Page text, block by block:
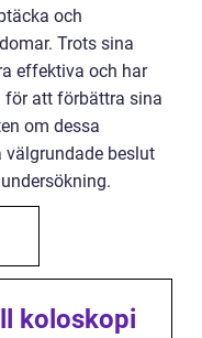
och
Trots sina
effektiva och har
för att förbättra sina
om dessa
beslut
koloskopi